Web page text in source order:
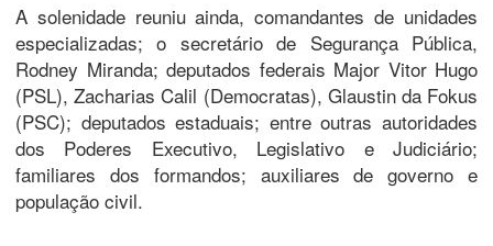
A solenidade reuniu ainda, comandantes de unidades
especializadas; o secretário de Segurança Pública,
Rodney Miranda; deputados federais Major Vitor Hugo
(PSL), Zacharias Calil (Democratas), Glaustin da Fokus
(PSC); deputados estaduais; entre outras autoridades
dos Poderes Executivo, Legislativo e Judiciário;
familiares dos formandos; auxiliares de governo e
população civil.